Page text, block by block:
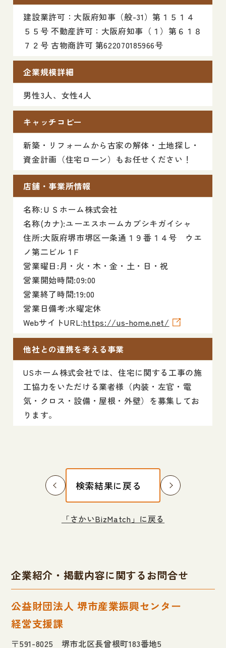
建設業許可：大阪府知事（般-31）第１５１４
５５号 不動産許可：大阪府知事（１）第６１８
７２号 古物商許可 第622070185966号
企業規模詳細
男性3人、女性4人
キャッチコピー
新築・リフォームから古家の解体・土地探し・
資金計画（住宅ローン）もお任せください！
店舗・事業所情報
名称:ＵＳホーム株式会社
名称(カナ):ユーエスホームカブシキガイシャ
住所:大阪府堺市堺区一条通１９番１４号 ウエ
ノ第二ビル１F
営業曜日:月・火・木・金・土・日・祝
営業開始時間:09:00
営業終了時間:19:00
営業日備考:水曜定休
WebサイトURL:https://us-home.net/
他社との連携を考える事業
USホーム株式会社では、住宅に関する工事の施
工協力をいただける業者様（内装・左官・電
気・クロス・設備・屋根・外壁）を募集してお
ります。
検索結果に戻る
「さかいBizMatch」に戻る
企業紹介・掲載内容に関するお問合せ
公益財団法人 堺市産業振興センター
経営支援課
〒591-8025 堺市北区長曾根町183番地5